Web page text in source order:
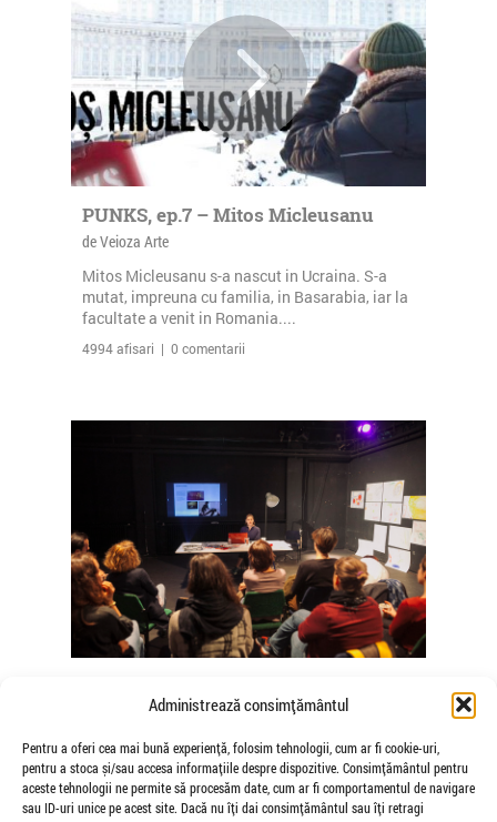
Administrează consimțământul
Pentru a oferi cea mai bună experiență, folosim tehnologii, cum ar fi cookie-uri,
pentru a stoca și/sau accesa informațiile despre dispozitive. Consimțământul pentru
aceste tehnologii ne permite să procesăm date, cum ar fi comportamentul de navigare
sau ID-uri unice pe acest site. Dacă nu îți dai consimțământul sau îți retragi
PUNKS, ep.7 – Mitos Micleusanu
de Veioza Arte
Mitos Micleusanu s-a nascut in Ucraina. S-a
mutat, impreuna cu familia, in Basarabia, iar la
facultate a venit in Romania....
4994 afisari | 0 comentarii
Somatice susținute de coregrafele
Mădălina Dan și Valentina De Piante
Niculae
de Veioza Arte